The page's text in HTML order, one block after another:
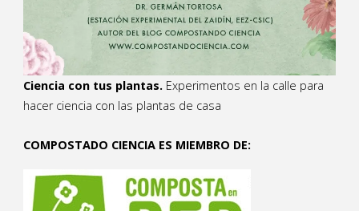
Ciencia con tus plantas. Experimentos en la calle para
hacer ciencia con las plantas de casa
COMPOSTADO CIENCIA ES MIEMBRO DE: